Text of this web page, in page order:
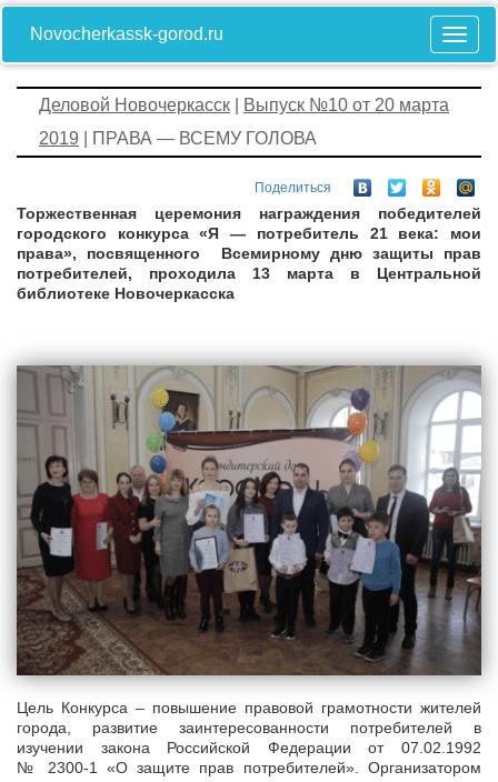
Novocherkassk-gorod.ru
Деловой Новочеркасск
Выпуск №10 от 20 марта
2019 | ПРАВА — ВСЕМУ ГОЛОВА
Поделиться
Торжественная церемония награждения победителей
городского конкурса«Я — потребитель 21 века: мои
права», посвященного Всемирному дню защиты прав
потребителей, проходила 13 марта в Центральной
библиотеке Новочеркасска
Цель Конкурса – повышение правовой грамотности жителей
города, развитие заинтересованности потребителей в
изучении закона Российской Федерации от 07.02.1992
№ 2300-1 «О защите прав потребителей». Организатором